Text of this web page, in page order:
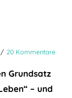
20 Kommentare
Grundsatz
– und